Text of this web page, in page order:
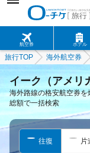
航空券 ホテル
旅行TOP 海外航空券
イーク（アメリ
海外路線の格安航空券
総額で一括検索
往復 片